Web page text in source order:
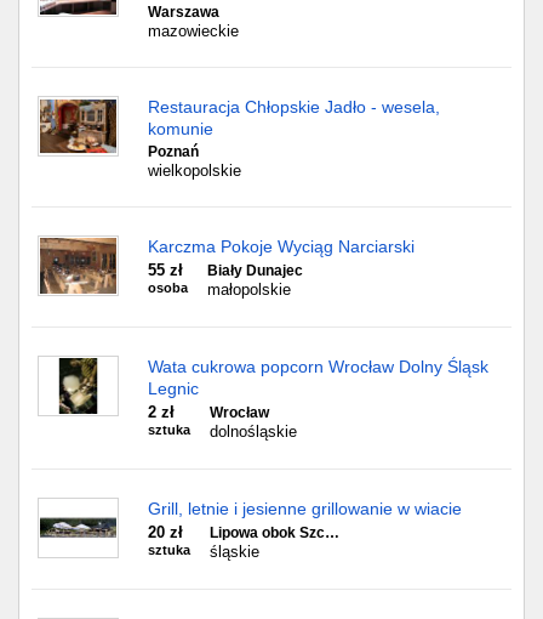
Warszawa
mazowieckie
Restauracja Chłopskie Jadło - wesela,
komunie
Poznań
wielkopolskie
Karczma Pokoje Wyciąg Narciarski
55 zł
osoba
Biały Dunajec
małopolskie
Wata cukrowa popcorn Wrocław Dolny Śląsk
Legnic
2 zł
sztuka
Wrocław
dolnośląskie
Grill, letnie i jesienne grillowanie w wiacie
20 zł
sztuka
Lipowa obok Szc…
śląskie